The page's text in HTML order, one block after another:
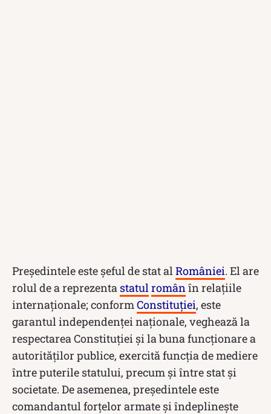
Președintele este șeful de stat al României. El are
rolul de a reprezenta statul român în relațiile
internaționale; conformConstituției, este
garantul independenței naționale, veghează la
respectarea Constituției și la buna funcționare a
autorităților publice, exercită funcția de mediere
între puterile statului, precum și între stat și
societate. De asemenea, președintele este
comandantul forțelor armate și îndeplinește